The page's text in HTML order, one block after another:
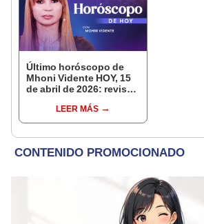
Último horóscopo de
Mhoni Vidente HOY, 15
de abril de 2026: revisa
signo y entérate si te
espera un día
LEER MÁS